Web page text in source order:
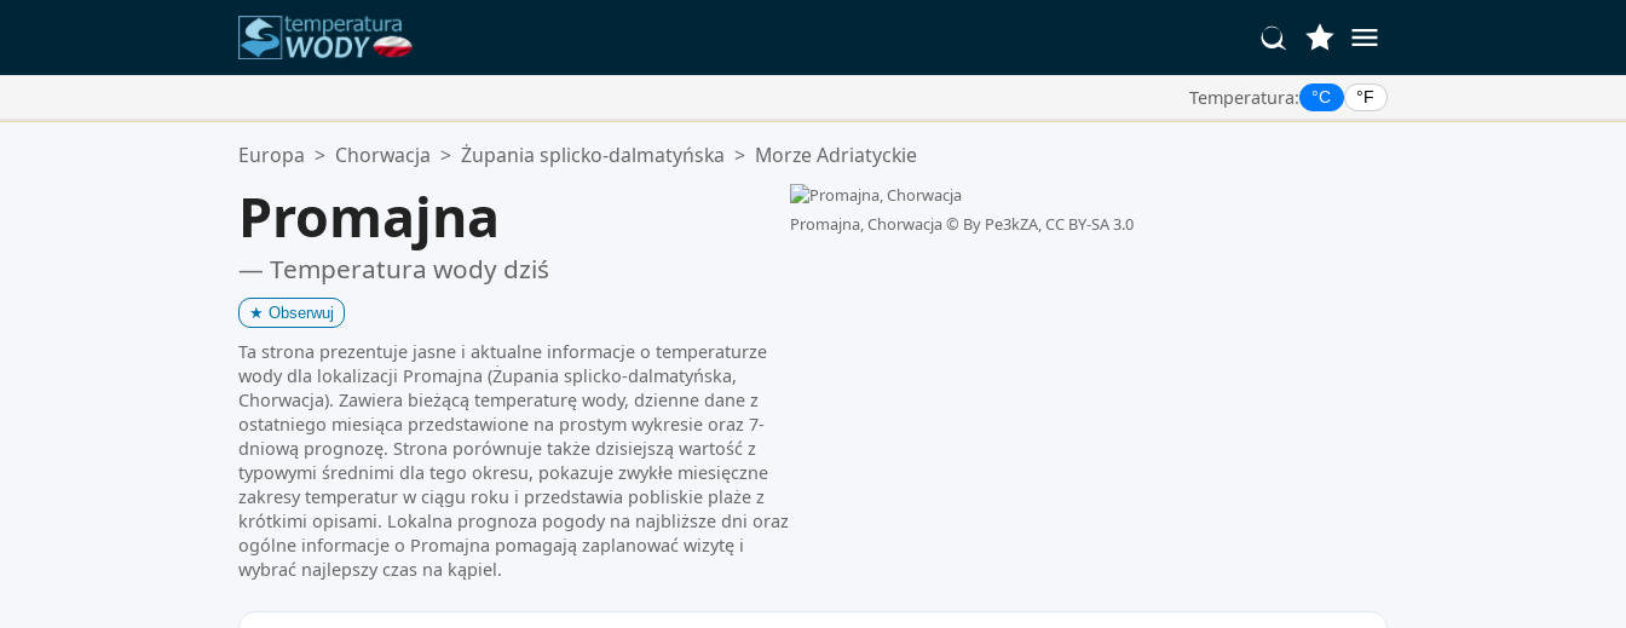
Temperatura: °C °F
Twoje Ulubione Lokalizacje:
Europa > Chorwacja > Żupania splicko-dalmatyńska > Morze Adriatyckie
Promajna
— Temperatura wody dziś
★ Obserwuj
Ta strona prezentuje jasne i aktualne informacje o temperaturze
wody dla lokalizacji Promajna (Żupania splicko-dalmatyńska,
Chorwacja). Zawiera bieżącą temperaturę wody, dzienne dane z
ostatniego miesiąca przedstawione na prostym wykresie oraz 7-
dniową prognozę. Strona porównuje także dzisiejszą wartość z
typowymi średnimi dla tego okresu, pokazuje zwykłe miesięczne
zakresy temperatur w ciągu roku i przedstawia pobliskie plaże z
krótkimi opisami. Lokalna prognoza pogody na najbliższe dni oraz
ogólne informacje o Promajna pomagają zaplanować wizytę i
wybrać najlepszy czas na kąpiel.
Promajna, Chorwacja © By Pe3kZA, CC BY-SA 3.0